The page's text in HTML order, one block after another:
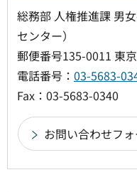
総務部 人権推進課 男
センター）
郵便番号135-0011 東
電話番号： 03-5683-
Fax：03-5683-0340